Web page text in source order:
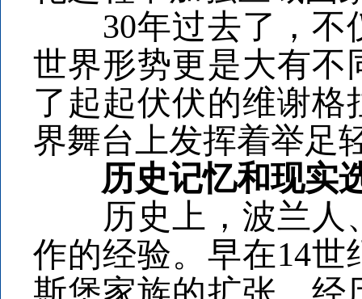
30年过去了，不
世界形势更是大有不
了起起伏伏的维谢
界舞台上发挥着举足
历史记忆和现实
历史上，波兰人、
作的经验。早在14